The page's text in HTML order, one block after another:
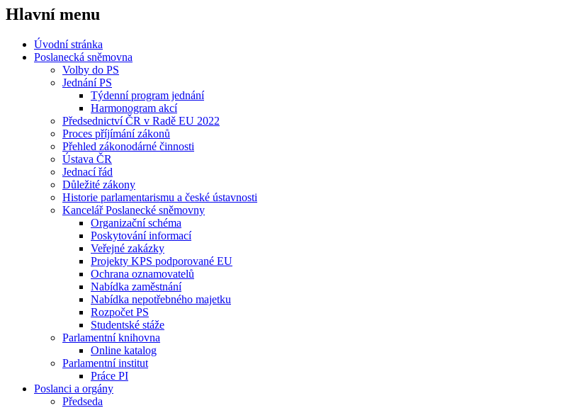
Hlavní menu
Úvodní stránka
Poslanecká sněmovna
Volby do PS
Jednání PS
Týdenní program jednání
Harmonogram akcí
Předsednictví ČR v Radě EU 2022
Proces příjímání zákonů
Přehled zákonodárné činnosti
Ústava ČR
Jednací řád
Důležité zákony
Historie parlamentarismu a české ústavnosti
Kancelář Poslanecké sněmovny
Organizační schéma
Poskytování informací
Veřejné zakázky
Projekty KPS podporované EU
Ochrana oznamovatelů
Nabídka zaměstnání
Nabídka nepotřebného majetku
Rozpočet PS
Studentské stáže
Parlamentní knihovna
Online katalog
Parlamentní institut
Práce PI
Poslanci a orgány
Předseda